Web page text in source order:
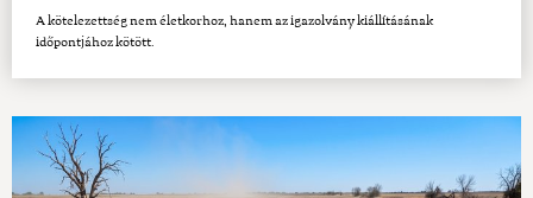
A kötelezettség nem életkorhoz, hanem az igazolvány kiállításának
időpontjához kötött.